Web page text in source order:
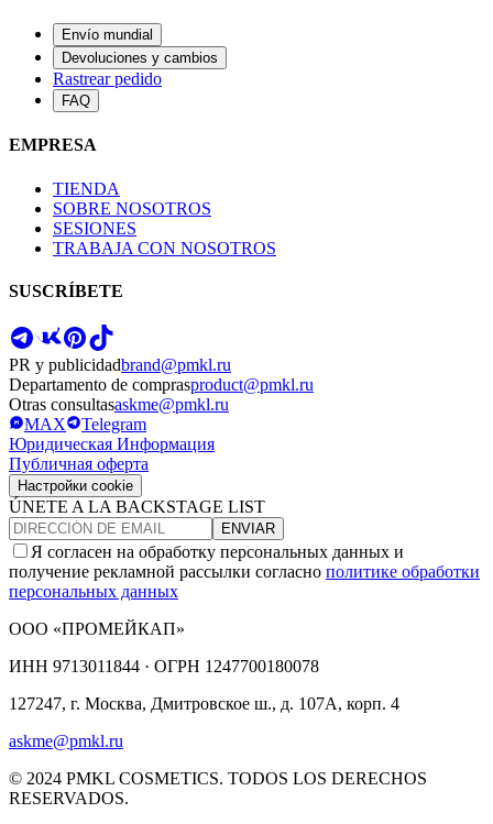
Envío mundial
Devoluciones y cambios
Rastrear pedido
FAQ
EMPRESA
TIENDA
SOBRE NOSOTROS
SESIONES
TRABAJA CON NOSOTROS
SUSCRÍBETE
PR y publicidadbrand@pmkl.ru
Departamento de comprasproduct@pmkl.ru
Otras consultasaskme@pmkl.ru
MAX
Telegram
Юридическая Информация
Публичная оферта
Настройки cookie
ÚNETE A LA BACKSTAGE LIST
ENVIAR
Я согласен на обработку персональных данных и
получение рекламной рассылки согласно политике обработки
персональных данных
ООО «ПРОМЕЙКАП»
ИНН 9713011844 · ОГРН 1247700180078
127247, г. Москва, Дмитровское ш., д. 107А, корп. 4
askme@pmkl.ru
© 2024 PMKL COSMETICS. TODOS LOS DERECHOS
RESERVADOS.